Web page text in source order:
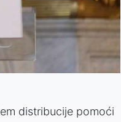
distribucije pomoći